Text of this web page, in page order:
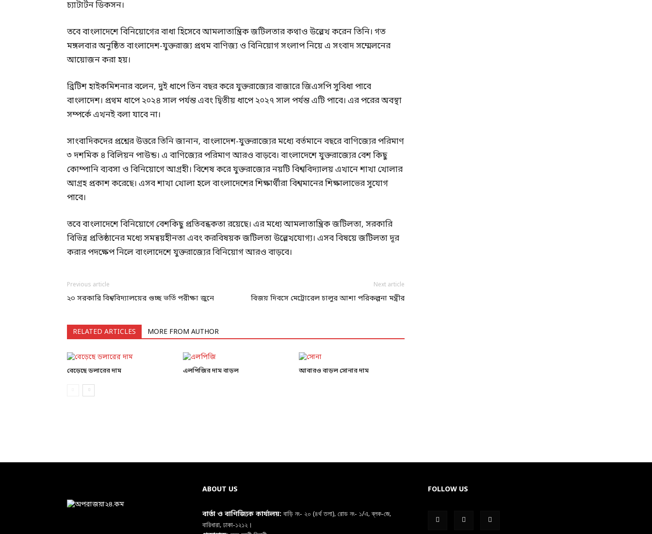
চ্যাটার্টন ডিকসন।
তবে বাংলাদেশে বিনিয়োগের বাধা হিসেবে আমলাতান্ত্রিক জটিলতার কথাও উল্লেখ করেন তিনি। গত
মঙ্গলবার অনুষ্ঠিত বাংলাদেশ-যুক্তরাজ্য প্রথম বাণিজ্য ও বিনিয়োগ সংলাপ নিয়ে এ সংবাদ সম্মেলনের
আয়োজন করা হয়।
ব্রিটিশ হাইকমিশনার বলেন, দুই ধাপে তিন বছর করে যুক্তরাজ্যের বাজারে জিএসপি সুবিধা পাবে
বাংলাদেশ। প্রথম ধাপে ২০২৪ সাল পর্যন্ত এবং দ্বিতীয় ধাপে ২০২৭ সাল পর্যন্ত এটি পাবে। এর পরের অবস্থা
সম্পর্কে এখনই বলা যাবে না।
সাংবাদিকদের প্রশ্নের উত্তরে তিনি জানান, বাংলাদেশ-যুক্তরাজ্যের মধ্যে বর্তমানে বছরে বাণিজ্যের পরিমাণ
৩ দশমিক ৪ বিলিয়ন পাউন্ড। এ বাণিজ্যের পরিমাণ আরও বাড়বে। বাংলাদেশে যুক্তরাজ্যের বেশ কিছু
কোম্পানি ব্যবসা ও বিনিয়োগে আগ্রহী। বিশেষ করে যুক্তরাজ্যের নয়টি বিশ্ববিদ্যালয় এখানে শাখা খোলার
আগ্রহ প্রকাশ করেছে। এসব শাখা খোলা হলে বাংলাদেশের শিক্ষার্থীরা বিশ্বমানের শিক্ষালাভের সুযোগ
পাবে।
তবে বাংলাদেশে বিনিয়োগে বেশকিছু প্রতিবন্ধকতা রয়েছে। এর মধ্যে আমলাতান্ত্রিক জটিলতা, সরকারি
বিভিন্ন প্রতিষ্ঠানের মধ্যে সমন্বয়হীনতা এবং করবিষয়ক জটিলতা উল্লেখযোগ্য। এসব বিষয়ে জটিলতা দূর
করার পদক্ষেপ নিলে বাংলাদেশে যুক্তরাজ্যের বিনিয়োগ আরও বাড়বে।
Previous article
২০ সরকারি বিশ্ববিদ্যালয়ের গুচ্ছ ভর্তি পরীক্ষা জুনে
Next article
বিজয় দিবসে মেট্রোরেল চালুর আশা পরিকল্পনা মন্ত্রীর
RELATED ARTICLES MORE FROM AUTHOR
বেড়েছে ডলারের দাম এলপিজির দাম বাড়ল আবারও বাড়ল সোনার দাম
ABOUT US
বার্তা ও বাণিজ্যিক কার্যালয়: বাড়ি নং- ২০ (৪র্থ তলা), রোড নং- ১/এ, ব্লক-জে,
বারিধারা, ঢাকা-১২১২।
FOLLOW US